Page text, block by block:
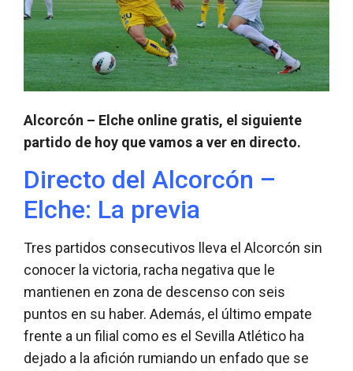
Alcorcón – Elche online gratis, el siguiente
partido de hoy que vamos a ver en directo.
Directo del Alcorcón –
Elche: La previa
Tres partidos consecutivos lleva el Alcorcón sin
conocer la victoria, racha negativa que le
mantienen en zona de descenso con seis
puntos en su haber. Además, el último empate
frente a un filial como es el Sevilla Atlético ha
dejado a la afición rumiando un enfado que se